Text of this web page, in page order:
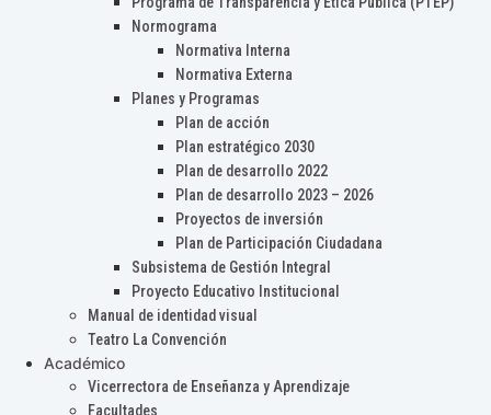
Normograma
Normativa Interna
Normativa Externa
Planes y Programas
Plan de acción
Plan estratégico 2030
Plan de desarrollo 2022
Plan de desarrollo 2023 – 2026
Proyectos de inversión
Plan de Participación Ciudadana
Subsistema de Gestión Integral
Proyecto Educativo Institucional
Manual de identidad visual
Teatro La Convención
Académico
Vicerrectora de Enseñanza y Aprendizaje
Facultades